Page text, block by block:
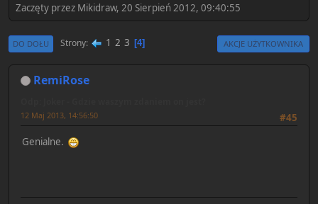
Zaczęty przez Mikidraw, 20 Sierpień 2012, 09:40:55
DO DOŁU Strony 1 2 3 4 AKCJE UŻYTKOWNIKA
RemiRose
#45
12 Maj 2013, 14:56:50
Genialne.